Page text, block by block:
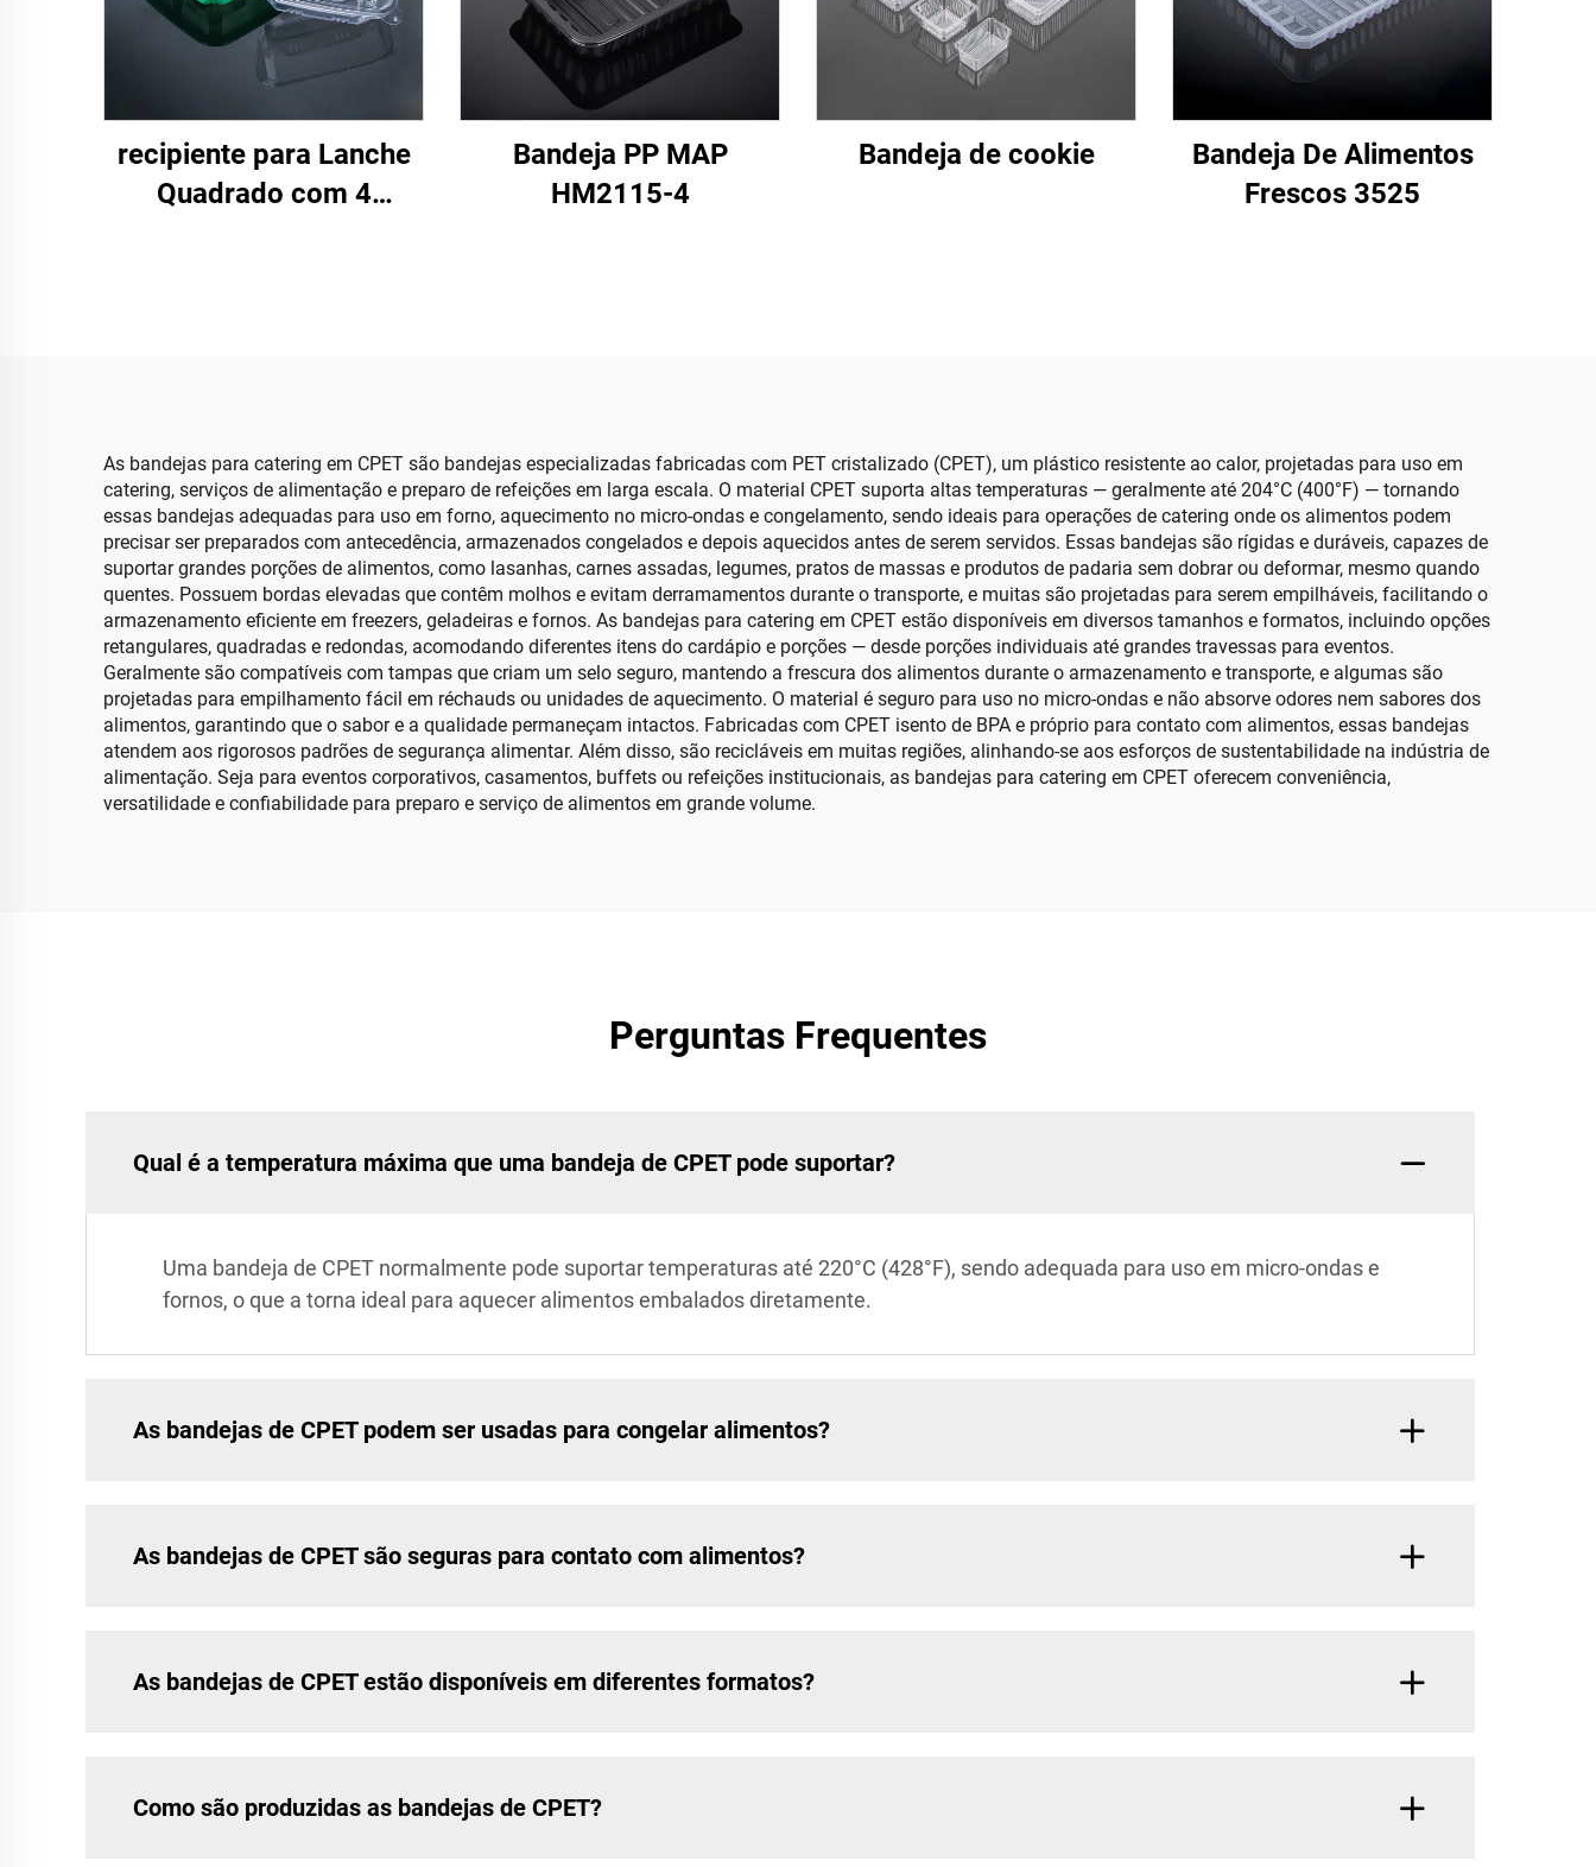
recipiente para Lanche
Quadrado com 4
Bandeja PP MAP
HM2115-4
Bandeja de cookie
Bandeja De Alimentos
Frescos 3525
As bandejas para catering em CPET são bandejas especializadas fabricadas com PET cristalizado (CPET), um plástico resistente ao calor, projetadas para uso em
catering, serviços de alimentação e preparo de refeições em larga escala. O material CPET suporta altas temperaturas — geralmente até 204°C (400°F) — tornando
essas bandejas adequadas para uso em forno, aquecimento no micro-ondas e congelamento, sendo ideais para operações de catering onde os alimentos podem
precisar ser preparados com antecedência, armazenados congelados e depois aquecidos antes de serem servidos. Essas bandejas são rígidas e duráveis, capazes de
suportar grandes porções de alimentos, como lasanhas, carnes assadas, legumes, pratos de massas e produtos de padaria sem dobrar ou deformar, mesmo quando
quentes. Possuem bordas elevadas que contêm molhos e evitam derramamentos durante o transporte, e muitas são projetadas para serem empilháveis, facilitando o
armazenamento eficiente em freezers, geladeiras e fornos. As bandejas para catering em CPET estão disponíveis em diversos tamanhos e formatos, incluindo opções
retangulares, quadradas e redondas, acomodando diferentes itens do cardápio e porções — desde porções individuais até grandes travessas para eventos.
Geralmente são compatíveis com tampas que criam um selo seguro, mantendo a frescura dos alimentos durante o armazenamento e transporte, e algumas são
projetadas para empilhamento fácil em réchauds ou unidades de aquecimento. O material é seguro para uso no micro-ondas e não absorve odores nem sabores dos
alimentos, garantindo que o sabor e a qualidade permaneçam intactos. Fabricadas com CPET isento de BPA e próprio para contato com alimentos, essas bandejas
atendem aos rigorosos padrões de segurança alimentar. Além disso, são recicláveis em muitas regiões, alinhando-se aos esforços de sustentabilidade na indústria de
alimentação. Seja para eventos corporativos, casamentos, buffets ou refeições institucionais, as bandejas para catering em CPET oferecem conveniência,
versatilidade e confiabilidade para preparo e serviço de alimentos em grande volume.
Perguntas Frequentes
Qual é a temperatura máxima que uma bandeja de CPET pode suportar?
Uma bandeja de CPET normalmente pode suportar temperaturas até 220°C (428°F), sendo adequada para uso em micro-ondas e
fornos, o que a torna ideal para aquecer alimentos embalados diretamente.
As bandejas de CPET podem ser usadas para congelar alimentos?
As bandejas de CPET são seguras para contato com alimentos?
As bandejas de CPET estão disponíveis em diferentes formatos?
Como são produzidas as bandejas de CPET?